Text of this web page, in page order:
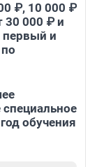
₽, 10 000 ₽
30 000 ₽ и
первый и
обучения